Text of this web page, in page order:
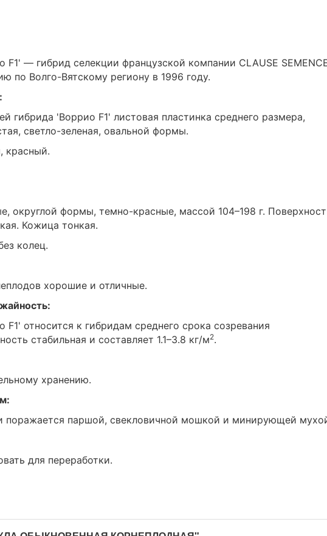
F1' — гибрид селекции французской компании CLAUSE
по Волго-Вятскому региону в 1996 году.
гибрида 'Воррио F1' листовая пластинка среднего размера,
светло-зеленая, овальной формы.
красный.
округлой формы, темно-красные, массой 104–198 г.
Кожица тонкая.
колец.
хорошие и отличные.
F1' относится к гибридам среднего срока созревания
стабильная и составляет 1.1–3.8 кг/м2.
хранению.
поражается паршой, свекловичной мошкой и минирующей
для переработки.